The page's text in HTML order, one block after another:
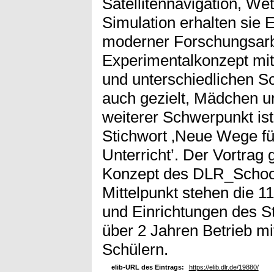
Simulation erhalten sie
moderner
Experimentalkonzept
und unterschiedlichen
auch gezielt, Mädchen
weiterer Schwerpunkt
Stichwort ‚Neue Wege
Unterricht’. Der Vortrag
Konzept des
Mittelpunkt stehen die
und Einrichtungen des
über 2 Jahren Betrieb
Schülern.
elib-URL des Eintrags:
https://elib.dlr.de/19880/